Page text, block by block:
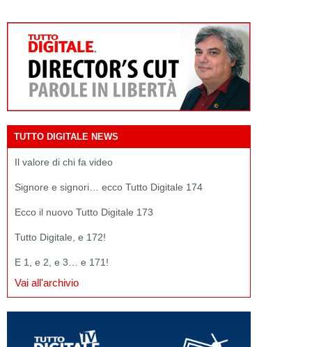
TUTTO DIGITALE NEWS
Il valore di chi fa video
Signore e signori… ecco Tutto Digitale 174
Ecco il nuovo Tutto Digitale 173
Tutto Digitale, e 172!
E 1, e 2, e 3… e 171!
Vai all'archivio